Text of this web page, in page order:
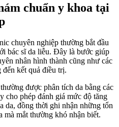
chuẩn y khoa tại
chuyên nghiệp thường bắt đầu
bác sĩ da liễu. Đây là bước giúp
nhân hình thành cũng như các
kết quả điều trị.
được phân tích da bằng các
cho phép đánh giá mức độ tăng
da, đồng thời ghi nhận những tổn
mà mắt thường khó nhận biết.